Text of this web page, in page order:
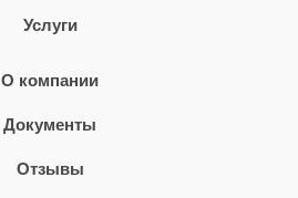
Услуги
О компании
Документы
Отзывы